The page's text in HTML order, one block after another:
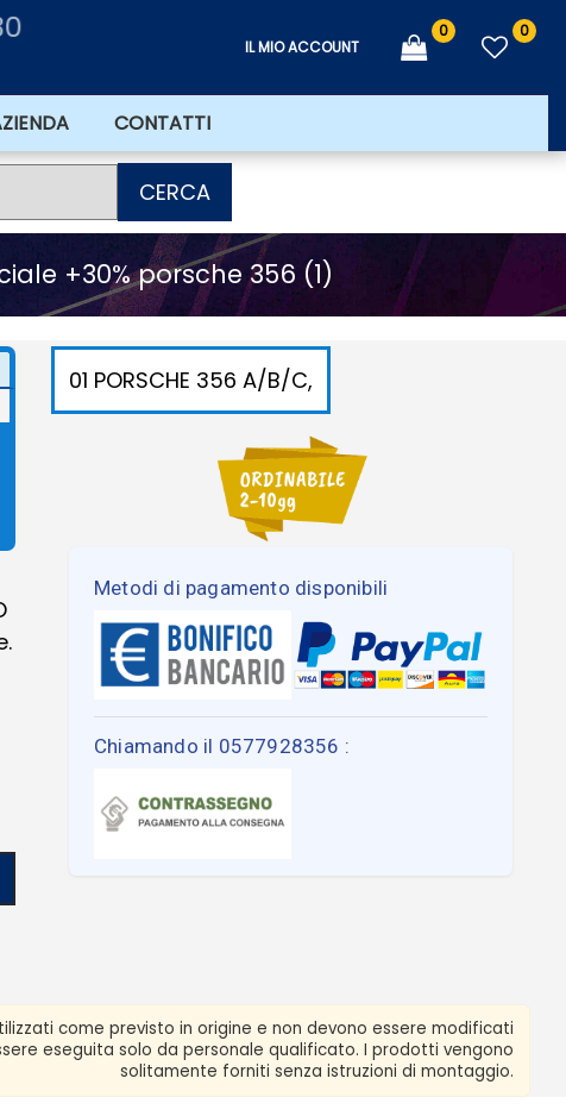
IL MIO ACCOUNT
0 0
CONTATTI
CERCA
+30% porsche 356 (1)
01 PORSCHE 356 A/B/C,
Metodi di pagamento disponibili
Chiamando il 0577928356 :
come previsto in origine e non devono essere modificati
eseguita solo da personale qualificato. I prodotti vengono
solitamente forniti senza istruzioni di montaggio.